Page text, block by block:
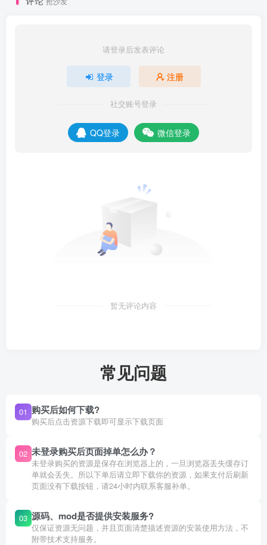
请登录后发表评论
登录 注册
社交账号登录
QQ登录 微信登录
暂无评论内容
常见问题
01 购买后如何下载?
购买后点击资源下载即可显示下载页面
02 未登录购买后页面掉单怎么办？
未登录购买的资源是保存在浏览器上的，一旦浏览器丢失缓存订
单就会丢失。所以下单后请立即下载你的资源，如果支付后刷新
页面没有下载按钮，请24小时内联系客服补单。
03 源码、mod是否提供安装服务?
仅保证资源无问题，并且页面清楚描述资源的安装使用方法，不
附带技术支持服务。